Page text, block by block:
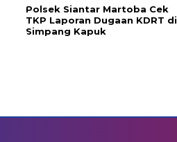
Polsek Siantar Martoba Cek
TKP Laporan Dugaan KDRT di
Simpang Kapuk